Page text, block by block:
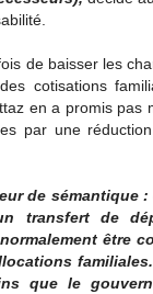
de baisser les
cotisations
en a promis pas
par une
de sémantique
transfert de
être
que le